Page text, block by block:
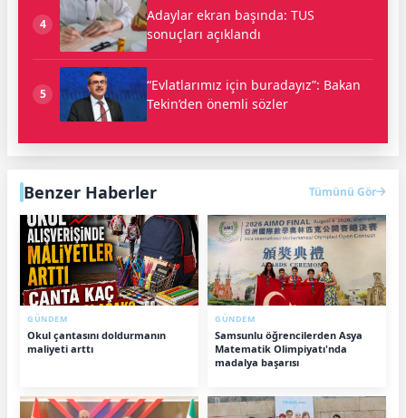
4
Adaylar ekran başında: TUS
sonuçları açıklandı
5
“Evlatlarımız için buradayız”: Bakan
Tekin’den önemli sözler
Benzer Haberler Tümünü Gör
GÜNDEM
Okul çantasını doldurmanın
maliyeti arttı
GÜNDEM
Samsunlu öğrencilerden Asya
Matematik Olimpiyatı'nda
madalya başarısı